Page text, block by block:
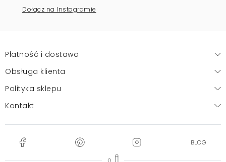
Dołącz na Instagramie
Płatność i dostawa
Obsługa klienta
Polityka sklepu
Kontakt